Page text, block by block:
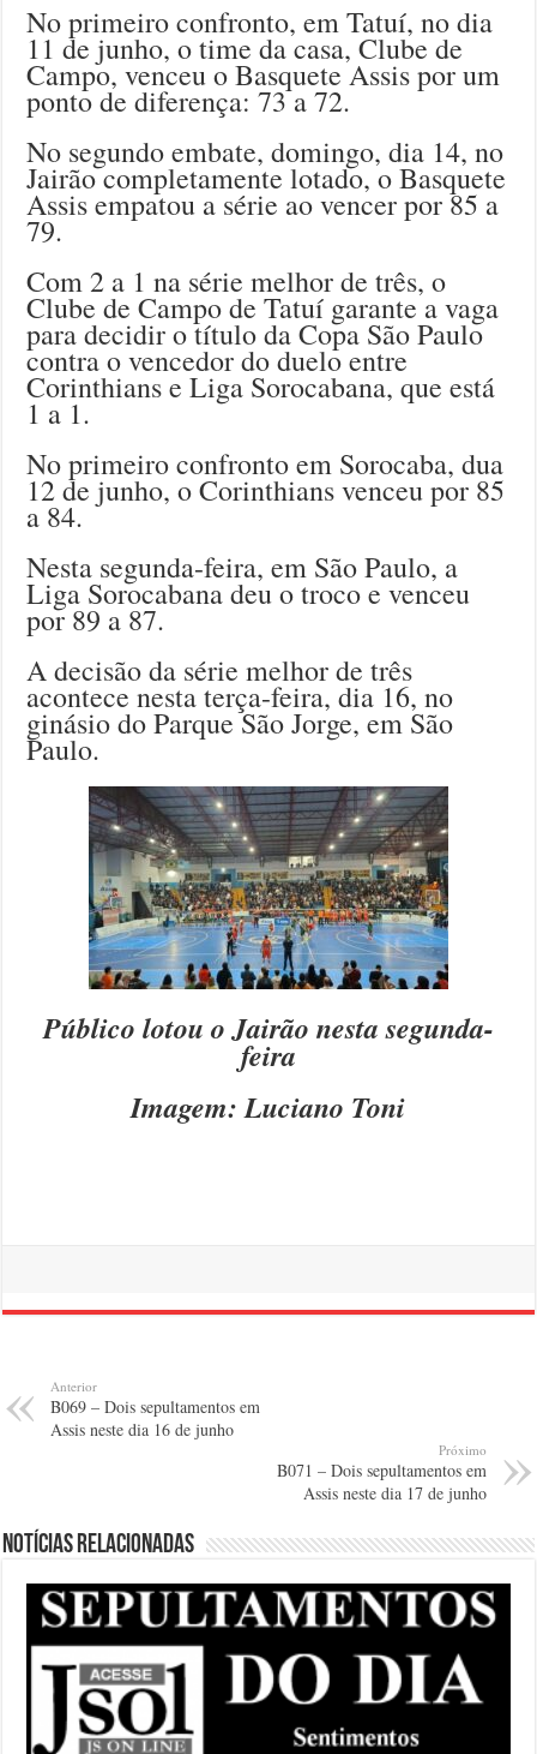
No primeiro confronto, em Tatuí, no dia
11 de junho, o time da casa, Clube de
Campo, venceu o Basquete Assis por um
ponto de diferença: 73 a 72.
No segundo embate, domingo, dia 14, no
Jairão completamente lotado, o Basquete
Assis empatou a série ao vencer por 85 a
79.
Com 2 a 1 na série melhor de três, o
Clube de Campo de Tatuí garante a vaga
para decidir o título da Copa São Paulo
contra o vencedor do duelo entre
Corinthians e Liga Sorocabana, que está
1 a 1.
No primeiro confronto em Sorocaba, dua
12 de junho, o Corinthians venceu por 85
a 84.
Nesta segunda-feira, em São Paulo, a
Liga Sorocabana deu o troco e venceu
por 89 a 87.
A decisão da série melhor de três
acontece nesta terça-feira, dia 16, no
ginásio do Parque São Jorge, em São
Paulo.
Público lotou o Jairão nesta segunda-
feira
Imagem: Luciano Toni
Anterior
B069 – Dois sepultamentos em
Assis neste dia 16 de junho
Próximo
B071 – Dois sepultamentos em
Assis neste dia 17 de junho
Notícias relacionadas